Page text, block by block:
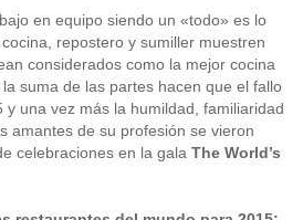
en equipo siendo un «todo» es lo
repostero y sumiller muestren
considerados como la mejor cocina
suma de las partes hacen que el fallo
una vez más la humildad, familiaridad
amantes de su profesión se vieron
celebraciones en la gala The World’s